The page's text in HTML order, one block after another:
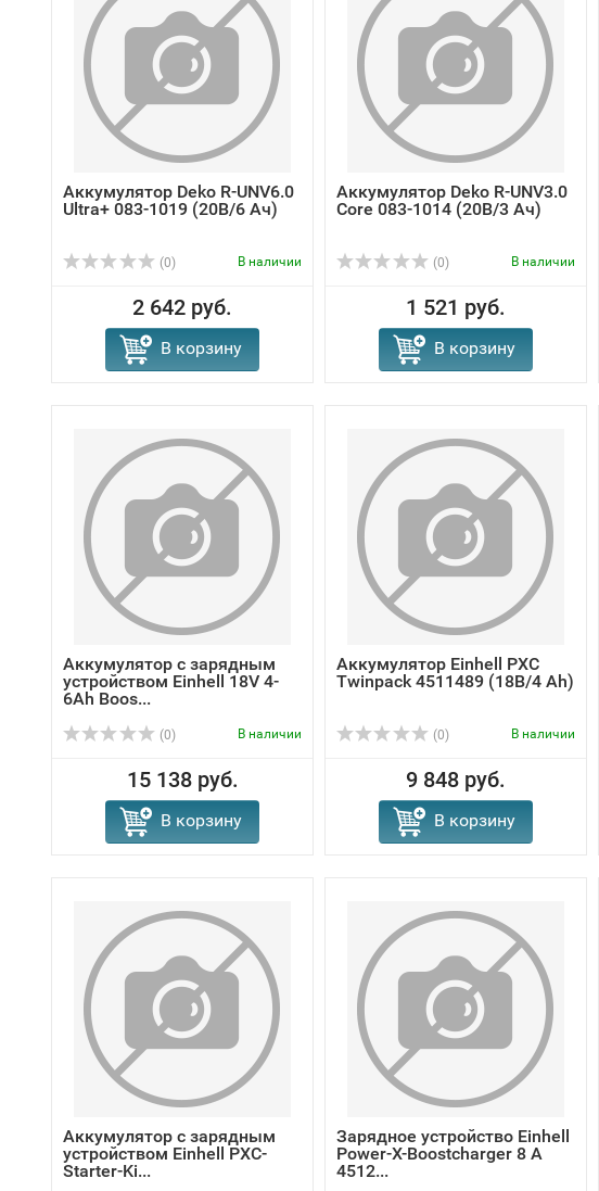
Аккумулятор Deko R-UNV6.0
Ultra+ 083-1019 (20В/6 Ач)
(0) В наличии
2 642 руб.
В корзину
Аккумулятор Deko R-UNV3.0
Core 083-1014 (20В/3 Ач)
(0) В наличии
1 521 руб.
В корзину
Аккумулятор с зарядным
устройством Einhell 18V 4-
6Ah Boos...
(0) В наличии
15 138 руб.
В корзину
Аккумулятор Einhell PXC
Twinpack 4511489 (18В/4 Ah)
(0) В наличии
9 848 руб.
В корзину
Аккумулятор с зарядным
устройством Einhell PXC-
Starter-Ki...
Зарядное устройство Einhell
Power-X-Boostcharger 8 A
4512...